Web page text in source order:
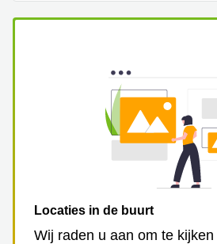
Locaties in de buurt
Wij raden u aan om te